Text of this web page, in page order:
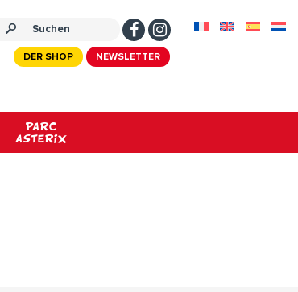
NEWSLETTER
DER SHOP
PARC
ASTERIX